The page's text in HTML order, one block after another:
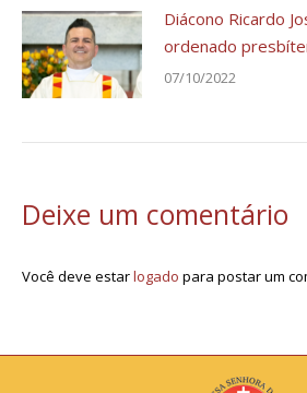
Diácono Ricardo
ordenado
07/10/2022
Deixe um comentário
Você deve estarlogado para postar um